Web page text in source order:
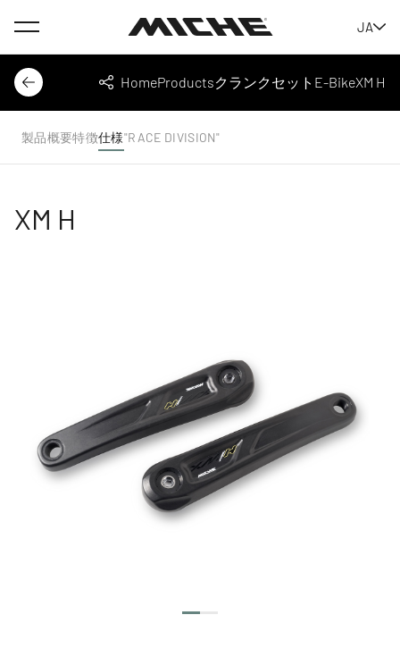
Menu
JA
Back
HomeProductsクランクセット E-BikeXM H
Share
製品概要特徴仕様"RACE DIVISION"
XM H